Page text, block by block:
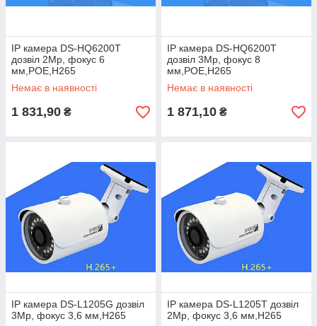
IP камера DS-HQ6200T
дозвіл 2Mp, фокус 6
мм,POE,H265
Немає в наявності
1 831,90 ₴
IP камера DS-HQ6200T
дозвіл 3Mp, фокус 8
мм,POE,H265
Немає в наявності
1 871,10 ₴
IP камера DS-L1205G дозвіл
3Mp, фокус 3,6 мм,H265
IP камера DS-L1205T дозвіл
2Mp, фокус 3,6 мм,H265